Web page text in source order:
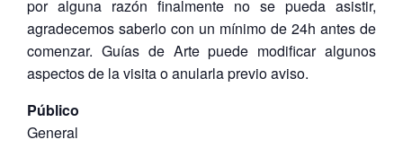
por alguna razón finalmente no se pueda asistir,
agradecemos saberlo con un mínimo de 24h antes de
comenzar. Guías de Arte puede modificar algunos
aspectos de la visita o anularla previo aviso.
Público
General